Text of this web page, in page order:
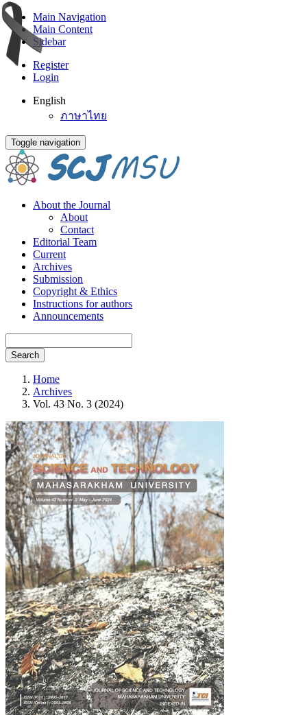
Main Navigation
Main Content
Sidebar
Register
Login
English
ภาษาไทย
Toggle navigation
About the Journal
About
Contact
Editorial Team
Current
Archives
Submission
Copyright & Ethics
Instructions for authors
Announcements
Search
Home
Archives
Vol. 43 No. 3 (2024)